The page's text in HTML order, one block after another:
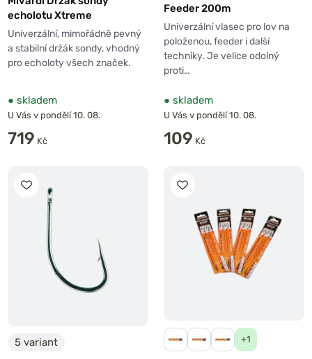
echolotu Xtreme
Univerzální, mimořádně pevný
a stabilní držák sondy, vhodný
pro echoloty všech značek.
● skladem
U Vás v pondělí 10. 08.
719 Kč
Feeder 200m
Univerzální vlasec pro lov na
položenou, feeder i další
techniky. Je velice odolný
proti…
● skladem
U Vás v pondělí 10. 08.
109 Kč
5 variant +1